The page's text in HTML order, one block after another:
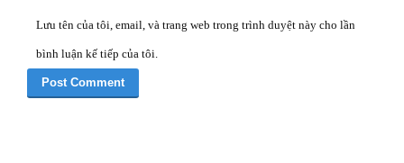
Lưu tên của tôi, email, và trang web trong trình duyệt này cho lần
bình luận kế tiếp của tôi.